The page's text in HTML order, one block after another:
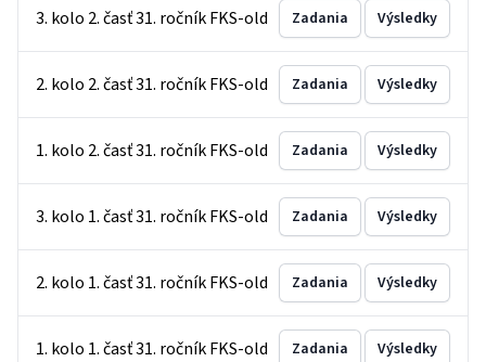
3. kolo 2. časť 31. ročník FKS-old Zadania Výsledky
2. kolo 2. časť 31. ročník FKS-old Zadania Výsledky
1. kolo 2. časť 31. ročník FKS-old Zadania Výsledky
3. kolo 1. časť 31. ročník FKS-old Zadania Výsledky
2. kolo 1. časť 31. ročník FKS-old Zadania Výsledky
1. kolo 1. časť 31. ročník FKS-old Zadania Výsledky